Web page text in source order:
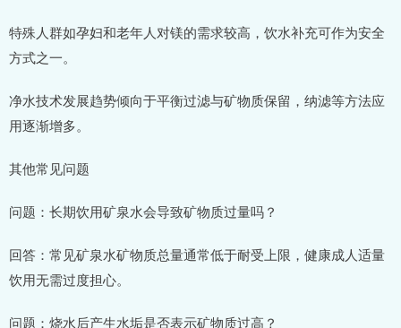
特殊人群如孕妇和老年人对镁的需求较高，饮水补充可作为安全
方式之一。
净水技术发展趋势倾向于平衡过滤与矿物质保留，纳滤等方法应
用逐渐增多。
其他常见问题
问题：长期饮用矿泉水会导致矿物质过量吗？
回答：常见矿泉水矿物质总量通常低于耐受上限，健康成人适量
饮用无需过度担心。
问题：烧水后产生水垢是否表示矿物质过高？